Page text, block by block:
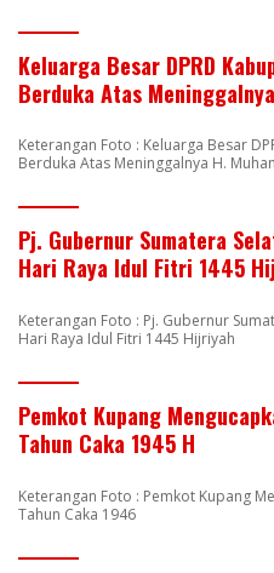
Keluarga Besar DPRD
Berduka Atas
Keterangan Foto : Keluarga Besar
Berduka Atas Meninggalnya H.
Pj. Gubernur Sumatera
Hari Raya Idul Fitri 1445
Keterangan Foto : Pj. Gubernur
Hari Raya Idul Fitri 1445 Hijriyah
Pemkot Kupang
Tahun Caka 1945 H
Keterangan Foto : Pemkot Kupang
Tahun Caka 1946